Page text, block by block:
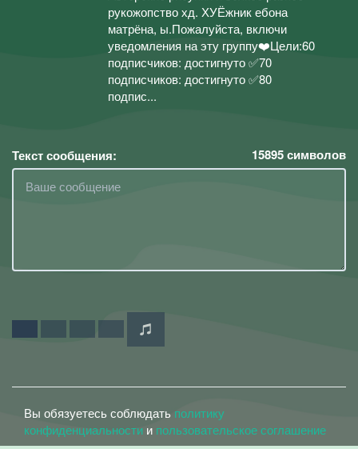
рукожопство хд. ХУЁжник ебона
матрёна, ы.Пожалуйста, включи
уведомления на эту группу❤️Цели:60
подписчиков: достигнуто ✅70
подписчиков: достигнуто ✅80
подпис...
Текст сообщения: 15895символов
Вы обязуетесь соблюдать политику
конфиденциальности и пользовательское соглашение